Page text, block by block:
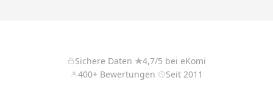
Sichere Daten
4,7/5 bei eKomi
400+ Bewertungen
Seit 2011